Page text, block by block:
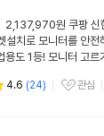
2,137,970원 쿠팡 신
설치로 모니터를 안전
4.6 (24)
관심상품
관심